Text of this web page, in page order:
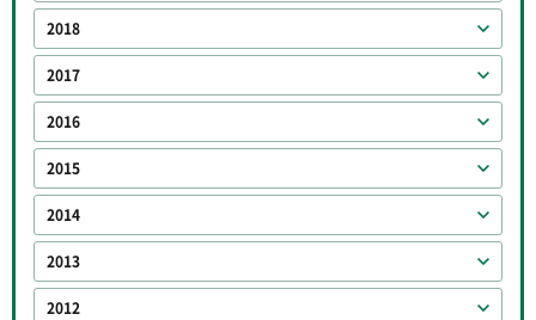
2018
2017
2016
2015
2014
2013
2012